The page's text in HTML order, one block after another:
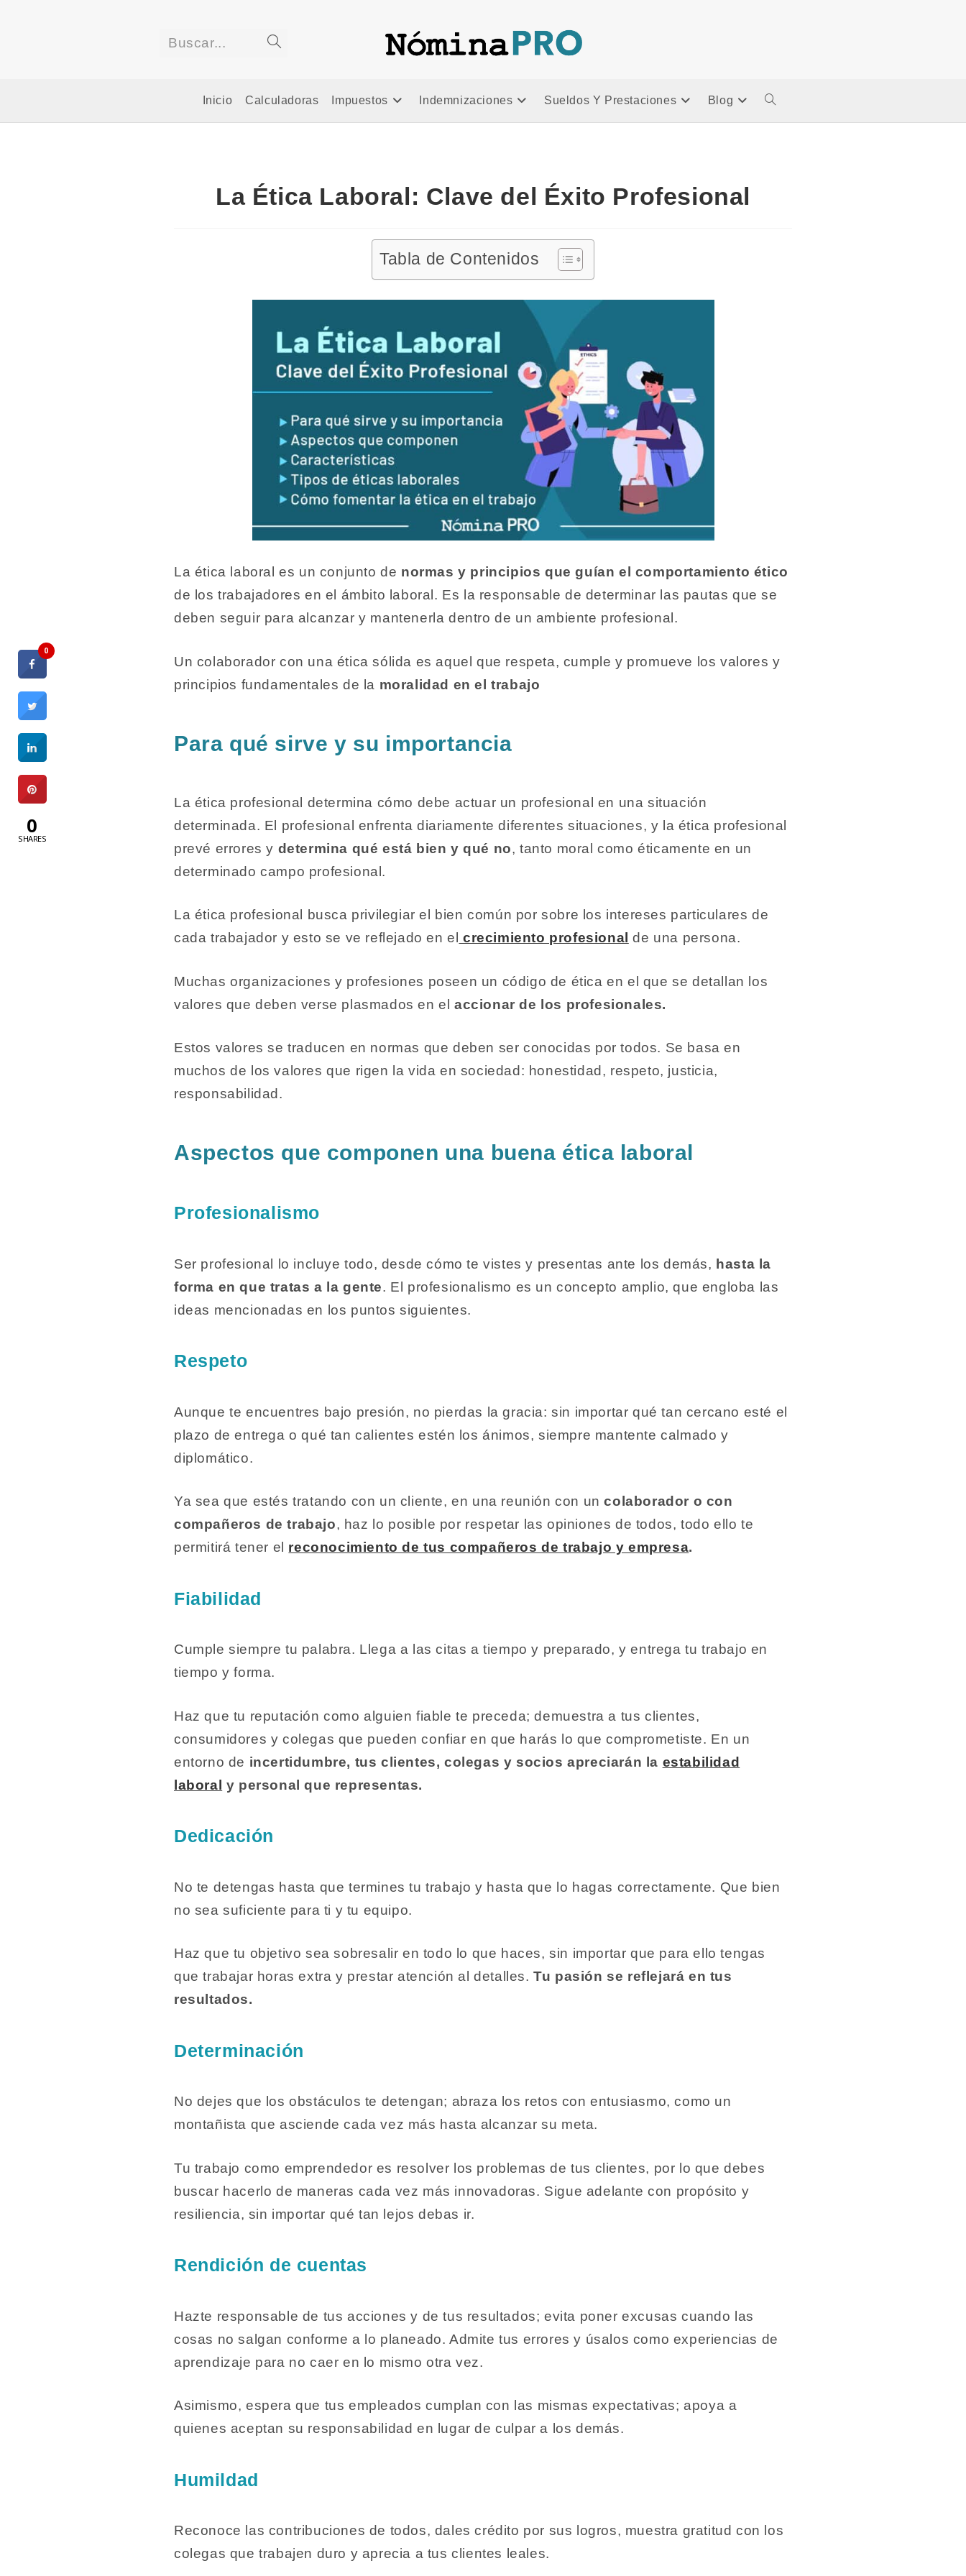
Buscar...
búsqueda
Inicio Calculadoras Impuestos Indemnizaciones Sueldos Y Prestaciones Blog Alternar
La Ética Laboral: Clave del Éxito Profesional
Tabla de Contenidos
La ética laboral es un conjunto de normas y principios que guían el comportamiento ético
de los trabajadores en el ámbito laboral. Es la responsable de determinar las pautas que se
deben seguir para alcanzar y mantenerla dentro de un ambiente profesional.
Un colaborador con una ética sólida es aquel que respeta, cumple y promueve los valores y
principios fundamentales de la moralidad en el trabajo
Para qué sirve y su importancia
La ética profesional determina cómo debe actuar un profesional en una situación
determinada. El profesional enfrenta diariamente diferentes situaciones, y la ética profesional
prevé errores y determina qué está bien y qué no, tanto moral como éticamente en un
determinado campo profesional.
La ética profesional busca privilegiar el bien común por sobre los intereses particulares de
cada trabajador y esto se ve reflejado en el crecimiento profesional de una persona.
Muchas organizaciones y profesiones poseen un código de ética en el que se detallan los
valores que deben verse plasmados en elaccionar de los profesionales.
Estos valores se traducen en normas que deben ser conocidas por todos. Se basa en
muchos de los valores que rigen la vida en sociedad: honestidad, respeto, justicia,
responsabilidad.
Aspectos que componen una buena ética laboral
Profesionalismo
Ser profesional lo incluye todo, desde cómo te vistes y presentas ante los demás, hasta la
forma en que tratas a la gente. El profesionalismo es un concepto amplio, que engloba las
ideas mencionadas en los puntos siguientes.
Respeto
Aunque te encuentres bajo presión, no pierdas la gracia: sin importar qué tan cercano esté el
plazo de entrega o qué tan calientes estén los ánimos, siempre mantente calmado y
diplomático.
Ya sea que estés tratando con un cliente, en una reunión con un colaborador o con
compañeros de trabajo, haz lo posible por respetar las opiniones de todos, todo ello te
permitirá tener el reconocimiento de tus compañeros de trabajo y empresa.
Fiabilidad
Cumple siempre tu palabra. Llega a las citas a tiempo y preparado, y entrega tu trabajo en
tiempo y forma.
Haz que tu reputación como alguien fiable te preceda; demuestra a tus clientes,
consumidores y colegas que pueden confiar en que harás lo que comprometiste. En un
entorno de incertidumbre, tus clientes, colegas y socios apreciarán la estabilidad
laboral y personal que representas.
Dedicación
No te detengas hasta que termines tu trabajo y hasta que lo hagas correctamente. Que bien
no sea suficiente para ti y tu equipo.
Haz que tu objetivo sea sobresalir en todo lo que haces, sin importar que para ello tengas
que trabajar horas extra y prestar atención al detalles.Tu pasión se reflejará en tus
resultados.
Determinación
No dejes que los obstáculos te detengan; abraza los retos con entusiasmo, como un
montañista que asciende cada vez más hasta alcanzar su meta.
Tu trabajo como emprendedor es resolver los problemas de tus clientes, por lo que debes
buscar hacerlo de maneras cada vez más innovadoras. Sigue adelante con propósito y
resiliencia, sin importar qué tan lejos debas ir.
Rendición de cuentas
Hazte responsable de tus acciones y de tus resultados; evita poner excusas cuando las
cosas no salgan conforme a lo planeado. Admite tus errores y úsalos como experiencias de
aprendizaje para no caer en lo mismo otra vez.
Asimismo, espera que tus empleados cumplan con las mismas expectativas; apoya a
quienes aceptan su responsabilidad en lugar de culpar a los demás.
Humildad
Reconoce las contribuciones de todos, dales crédito por sus logros, muestra gratitud con los
colegas que trabajen duro y aprecia a tus clientes leales.
0
0
SHARES